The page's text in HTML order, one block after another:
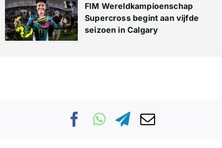
FIM Wereldkampioenschap
Supercross begint aan vijfde
seizoen in Calgary